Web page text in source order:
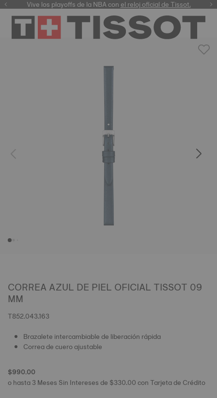
Vive los playoffs de la NBA conel reloj oficial de Tissot.
CORREA AZUL DE PIEL OFICIAL TISSOT 09
MM
T852.043.163
Brazalete intercambiable de liberación rápida
Correa de cuero ajustable
$990.00
o hasta 3 Meses Sin Intereses de $330.00 con Tarjeta de Crédito